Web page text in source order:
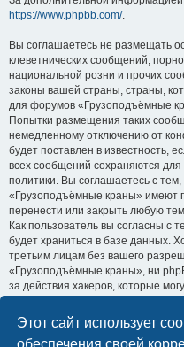
Этот сайт использует
обеспечения своей
https://www.phpbb.com/.
Вы соглашаетесь не размещать
клеветнических сообщений,
национальной розни и прочих
законы вашей страны, страны,
для форумов «Грузоподъёмные
Попытки размещения таких
немедленному отключению от
будет поставлен в известность,
всех сообщений сохраняются
политики. Вы соглашаетесь с
«Грузоподъёмные краны» имеют
перенести или закрыть любую
Как пользователь вы согласны с
будет храниться в базе данных.
третьим лицам без вашего
«Грузоподъёмные краны», ни
за действия хакеров, которые